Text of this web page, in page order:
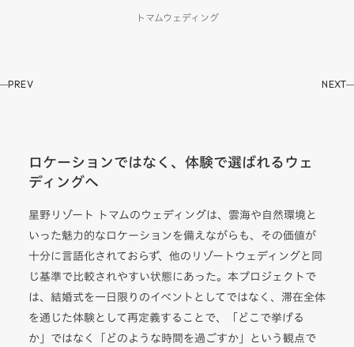
トマムウェディング
ロケーションではなく、体験で選ばれるウェ
ディングへ
星野リゾート トマムのウェディングは、雲海や自然環境と
いった魅力的なロケーションを備えながらも、その価値が
十分に言語化されておらず、他のリゾートウェディングと同
じ基準で比較されやすい状態にあった。本プロジェクトで
は、結婚式を一日限りのイベントとしてではなく、滞在全体
を通じた体験として再定義することで、「どこで挙げる
か」ではなく「どのような時間を過ごすか」という観点で
PREV NEXT